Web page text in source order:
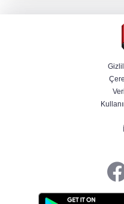
Hür
Bakan
düzenleme